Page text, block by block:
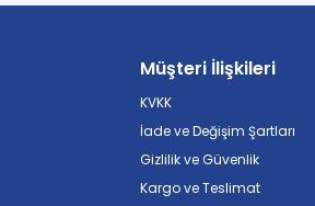
Müşteri İlişkileri
KVKK
İade ve Değişim Şartları
Gizlilik ve Güvenlik
Kargo ve Teslimat